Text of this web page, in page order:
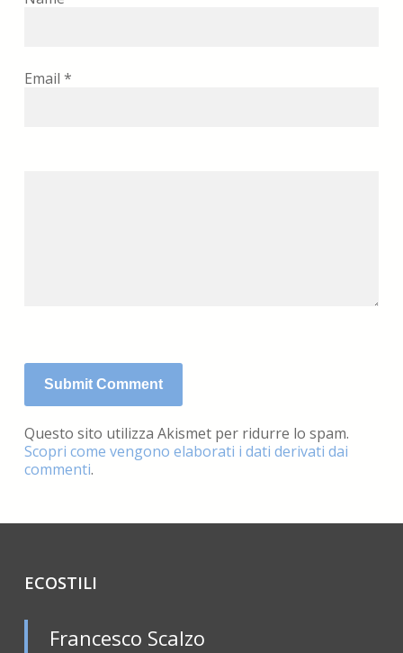
Email *
Questo sito utilizza Akismet per ridurre lo spam.
Scopri come vengono elaborati i dati derivati dai
commenti.
ECOSTILI
Francesco Scalzo